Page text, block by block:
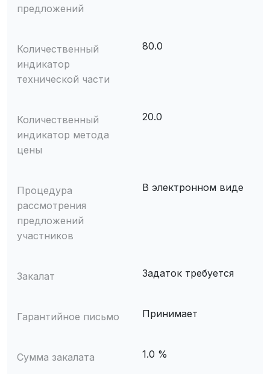
предложений
Количественный
индикатор
технической части
80.0
Количественный
индикатор метода
цены
20.0
Процедура
рассмотрения
предложений
участников
В электронном виде
Закалат Задаток требуется
Гарантийное письмо Принимает
Сумма закалата 1.0 %